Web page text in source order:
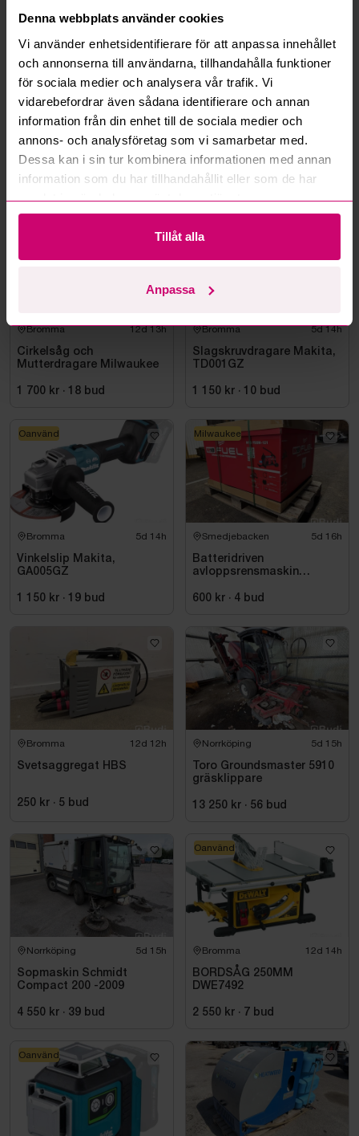
Denna webbplats använder cookies
Vi använder enhetsidentifierare för att anpassa innehållet
och annonserna till användarna, tillhandahålla funktioner
för sociala medier och analysera vår trafik. Vi
vidarebefordrar även sådana identifierare och annan
information från din enhet till de sociala medier och
annons- och analysföretag som vi samarbetar med.
Dessa kan i sin tur kombinera informationen med annan
information som du har tillhandahållit eller som de har
samlat in när du har använt deras tjänster.
Tillåt alla
Anpassa
Kan jag ångra ett bud?
Kan ni frakta mina vunna objekt?
Läs fler frågor och svar
Mer från samma kategori
Bromma 12d 13h
Cirkelsåg och
Mutterdragare Milwaukee
1 700 kr · 18 bud
Bromma 5d 14h
Slagskruvdragare Makita,
TD001GZ
1 150 kr · 10 bud
Bromma 5d 14h
Vinkelslip Makita,
GA005GZ
1 150 kr · 19 bud
Oanvänd
Smedjebacken 5d 16h
Batteridriven
avloppsrensmaskin
FSSM-121 | Oanvänd
600 kr · 4 bud
Milwaukee
Bromma 12d 12h
Svetsaggregat HBS
250 kr · 5 bud
Norrköping 5d 15h
Toro Groundsmaster 5910
gräsklippare
13 250 kr · 56 bud
Norrköping 5d 15h
Sopmaskin Schmidt
Compact 200 -2009
4 550 kr · 39 bud
Bromma 12d 14h
BORDSÅG 250MM
DWE7492
2 550 kr · 7 bud
Oanvänd
Oanvänd